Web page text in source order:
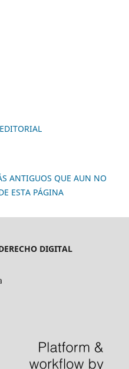
ANTIGUOS QUE AUN NO
ESTA PÁGINA
DIGITAL